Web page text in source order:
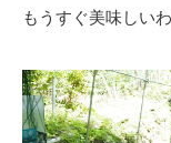
もうすぐ美味しい